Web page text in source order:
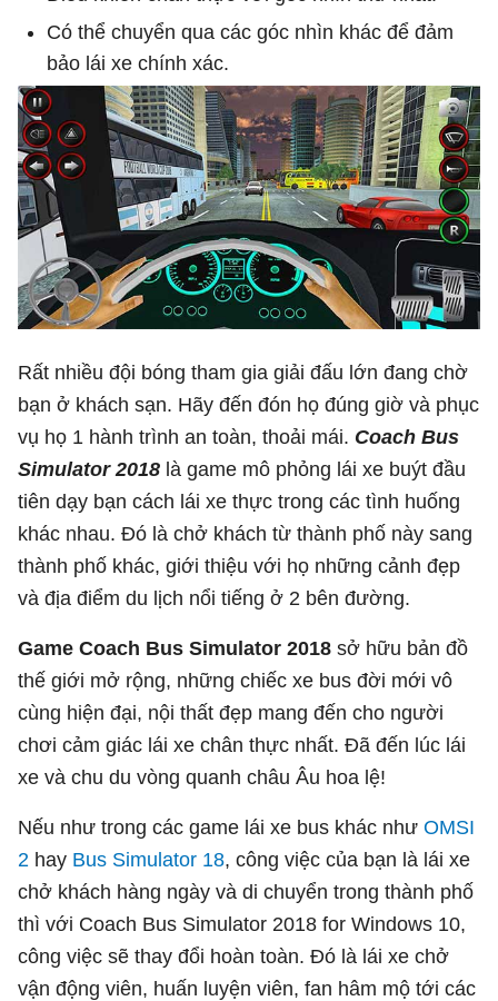
Có thể chuyển qua các góc nhìn khác để đảm
bảo lái xe chính xác.
Rất nhiều đội bóng tham gia giải đấu lớn đang chờ
bạn ở khách sạn. Hãy đến đón họ đúng giờ và phục
vụ họ 1 hành trình an toàn, thoải mái. Coach Bus
Simulator 2018 là game mô phỏng lái xe buýt đầu
tiên dạy bạn cách lái xe thực trong các tình huống
khác nhau. Đó là chở khách từ thành phố này sang
thành phố khác, giới thiệu với họ những cảnh đẹp
và địa điểm du lịch nổi tiếng ở 2 bên đường.
Game Coach Bus Simulator 2018 sở hữu bản đồ
thế giới mở rộng, những chiếc xe bus đời mới vô
cùng hiện đại, nội thất đẹp mang đến cho người
chơi cảm giác lái xe chân thực nhất. Đã đến lúc lái
xe và chu du vòng quanh châu Âu hoa lệ!
Nếu như trong các game lái xe bus khác như OMSI
2 hay Bus Simulator 18, công việc của bạn là lái xe
chở khách hàng ngày và di chuyển trong thành phố
thì với Coach Bus Simulator 2018 for Windows 10,
công việc sẽ thay đổi hoàn toàn. Đó là lái xe chở
vận động viên, huấn luyện viên, fan hâm mộ tới các